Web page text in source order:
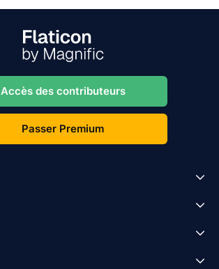
Accès des contributeurs
Passer Premium